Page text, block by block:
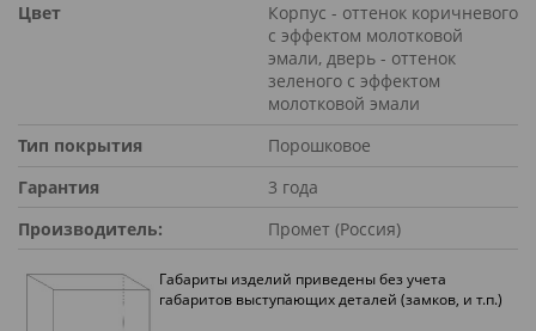
Цвет
Корпус - оттенок коричневого
с эффектом молотковой
эмали, дверь - оттенок
зеленого с эффектом
молотковой эмали
Тип покрытия
Порошковое
Гарантия
3 года
Производитель:
Промет (Россия)
Габариты изделий приведены без учета
габаритов выступающих деталей (замков, и т.п.)